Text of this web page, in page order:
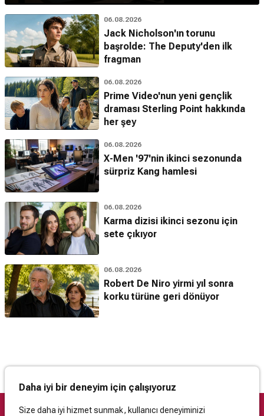
06.08.2026
Jack Nicholson'ın torunu
başrolde: The Deputy'den ilk
fragman
06.08.2026
Prime Video'nun yeni gençlik
draması Sterling Point hakkında
her şey
06.08.2026
X-Men '97'nin ikinci sezonunda
sürpriz Kang hamlesi
06.08.2026
Karma dizisi ikinci sezonu için
sete çıkıyor
06.08.2026
Robert De Niro yirmi yıl sonra
korku türüne geri dönüyor
Daha iyi bir deneyim için çalışıyoruz
Size daha iyi hizmet sunmak, kullanıcı deneyiminizi